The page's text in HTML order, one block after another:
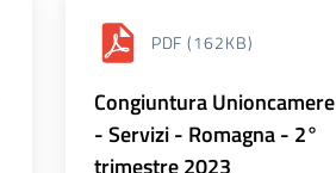
PDF (162KB)
Congiuntura Unioncamere
- Servizi - Romagna - 2°
trimestre 2023